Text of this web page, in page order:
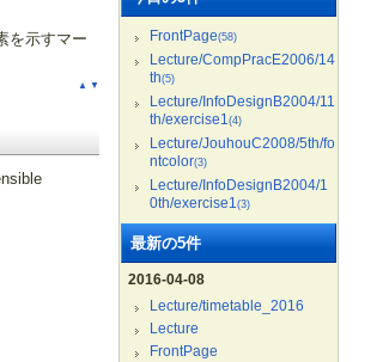
を示すマー
▲ ▼
FrontPage(58)
Lecture/CompPracE2006/14
th(5)
Lecture/InfoDesignB2004/11
th/exercise1(4)
Lecture/JouhouC2008/5th/fo
ntcolor(3)
Lecture/InfoDesignB2004/1
0th/exercise1(3)
最新の5件
2016-04-08
Lecture/timetable_2016
Lecture
FrontPage